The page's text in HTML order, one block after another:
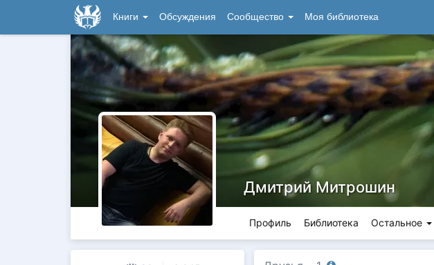
Книги Обсуждения Сообщество Моя библиотека
Дмитрий Митрошин
Профиль Библиотека Остальное